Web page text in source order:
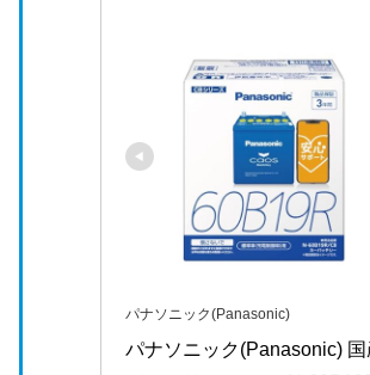
パナソニック(Panasonic)
パナソニック(Panasonic)